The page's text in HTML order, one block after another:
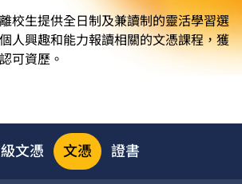
校生提供全日制及兼讀制的靈活學習選
人興趣和能力報讀相關的文憑課程，獲
可資歷。
文憑 文憑 證書